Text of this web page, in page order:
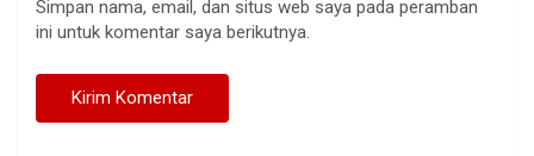
Simpan nama, email, dan situs web saya pada peramban
ini untuk komentar saya berikutnya.